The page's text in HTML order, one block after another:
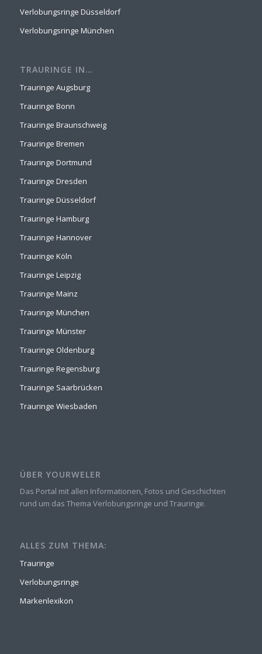
Verlobungsringe Düsseldorf
Verlobungsringe München
TRAURINGE IN…
Trauringe Augsburg
Trauringe Bonn
Trauringe Braunschweig
Trauringe Bremen
Trauringe Dortmund
Trauringe Dresden
Trauringe Düsseldorf
Trauringe Hamburg
Trauringe Hannover
Trauringe Köln
Trauringe Leipzig
Trauringe Mainz
Trauringe München
Trauringe Münster
Trauringe Oldenburg
Trauringe Regensburg
Trauringe Saarbrücken
Trauringe Wiesbaden
ÜBER YOURWELER
Das Portal mit allen Informationen, Fotos und Geschichten
rund um das Thema Verlobungsringe und Trauringe.
ALLES ZUM THEMA:
Trauringe
Verlobungsringe
Markenlexikon